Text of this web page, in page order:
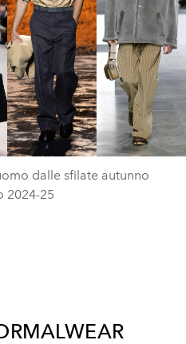
dalle sfilate autunno
2024-25